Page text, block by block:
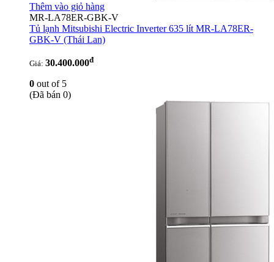
Thêm vào giỏ hàng
MR-LA78ER-GBK-V
Tủ lạnh Mitsubishi Electric Inverter 635 lít MR-LA78ER-
GBK-V (Thái Lan)
Giá: 30.400.000đ
0 out of 5
(Đã bán 0)